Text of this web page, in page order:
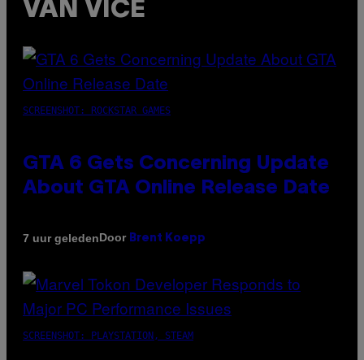
VAN VICE
SCREENSHOT: ROCKSTAR GAMES
GTA 6 Gets Concerning Update
About GTA Online Release Date
7 uur geledenDoor Brent Koepp
SCREENSHOT: PLAYSTATION, STEAM